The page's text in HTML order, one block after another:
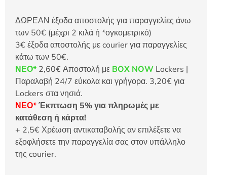
ΔΩΡΕΑΝ έξοδα αποστολής για παραγγελίες άνω
των 50€ (μέχρι 2 κιλά ή *ογκομετρικό)
3€ έξοδα αποστολής με courier για παραγγελίες
κάτω των 50€.
ΝΕΟ* 2,60€ Αποστολή με BOX NOW Lockers |
Παραλαβή 24/7 εύκολα και γρήγορα. 3,20€ για
Lockers στα νησιά.
ΝΕΟ*Έκπτωση 5% για πληρωμές με
κατάθεση ή κάρτα!
+ 2,5€ Χρέωση αντικαταβολής αν επιλέξετε να
εξοφλήσετε την παραγγελία σας στον υπάλληλο
της courier.